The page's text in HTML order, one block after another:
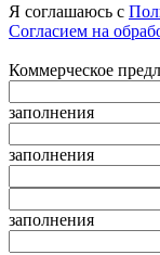
Я соглашаюсь с
Согласием на
Коммерческое
заполнения
заполнения
заполнения